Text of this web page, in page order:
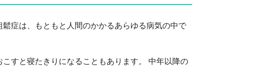
症は、もともと人間のかかるあらゆる病気の中で
すと寝たきりになることもあります。 中年以降の